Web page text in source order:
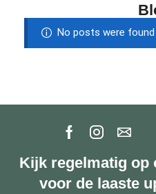
No posts were
Kijk regelmatig op
voor de laaste